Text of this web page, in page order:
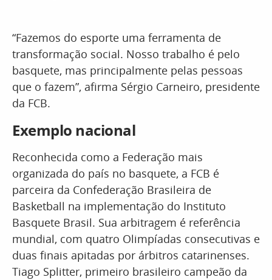
“Fazemos do esporte uma ferramenta de
transformação social. Nosso trabalho é pelo
basquete, mas principalmente pelas pessoas
que o fazem”, afirma Sérgio Carneiro, presidente
da FCB.
Exemplo nacional
Reconhecida como a Federação mais
organizada do país no basquete, a FCB é
parceira da Confederação Brasileira de
Basketball na implementação do Instituto
Basquete Brasil. Sua arbitragem é referência
mundial, com quatro Olimpíadas consecutivas e
duas finais apitadas por árbitros catarinenses.
Tiago Splitter, primeiro brasileiro campeão da